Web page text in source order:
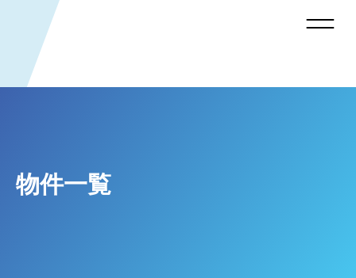
物件一覧